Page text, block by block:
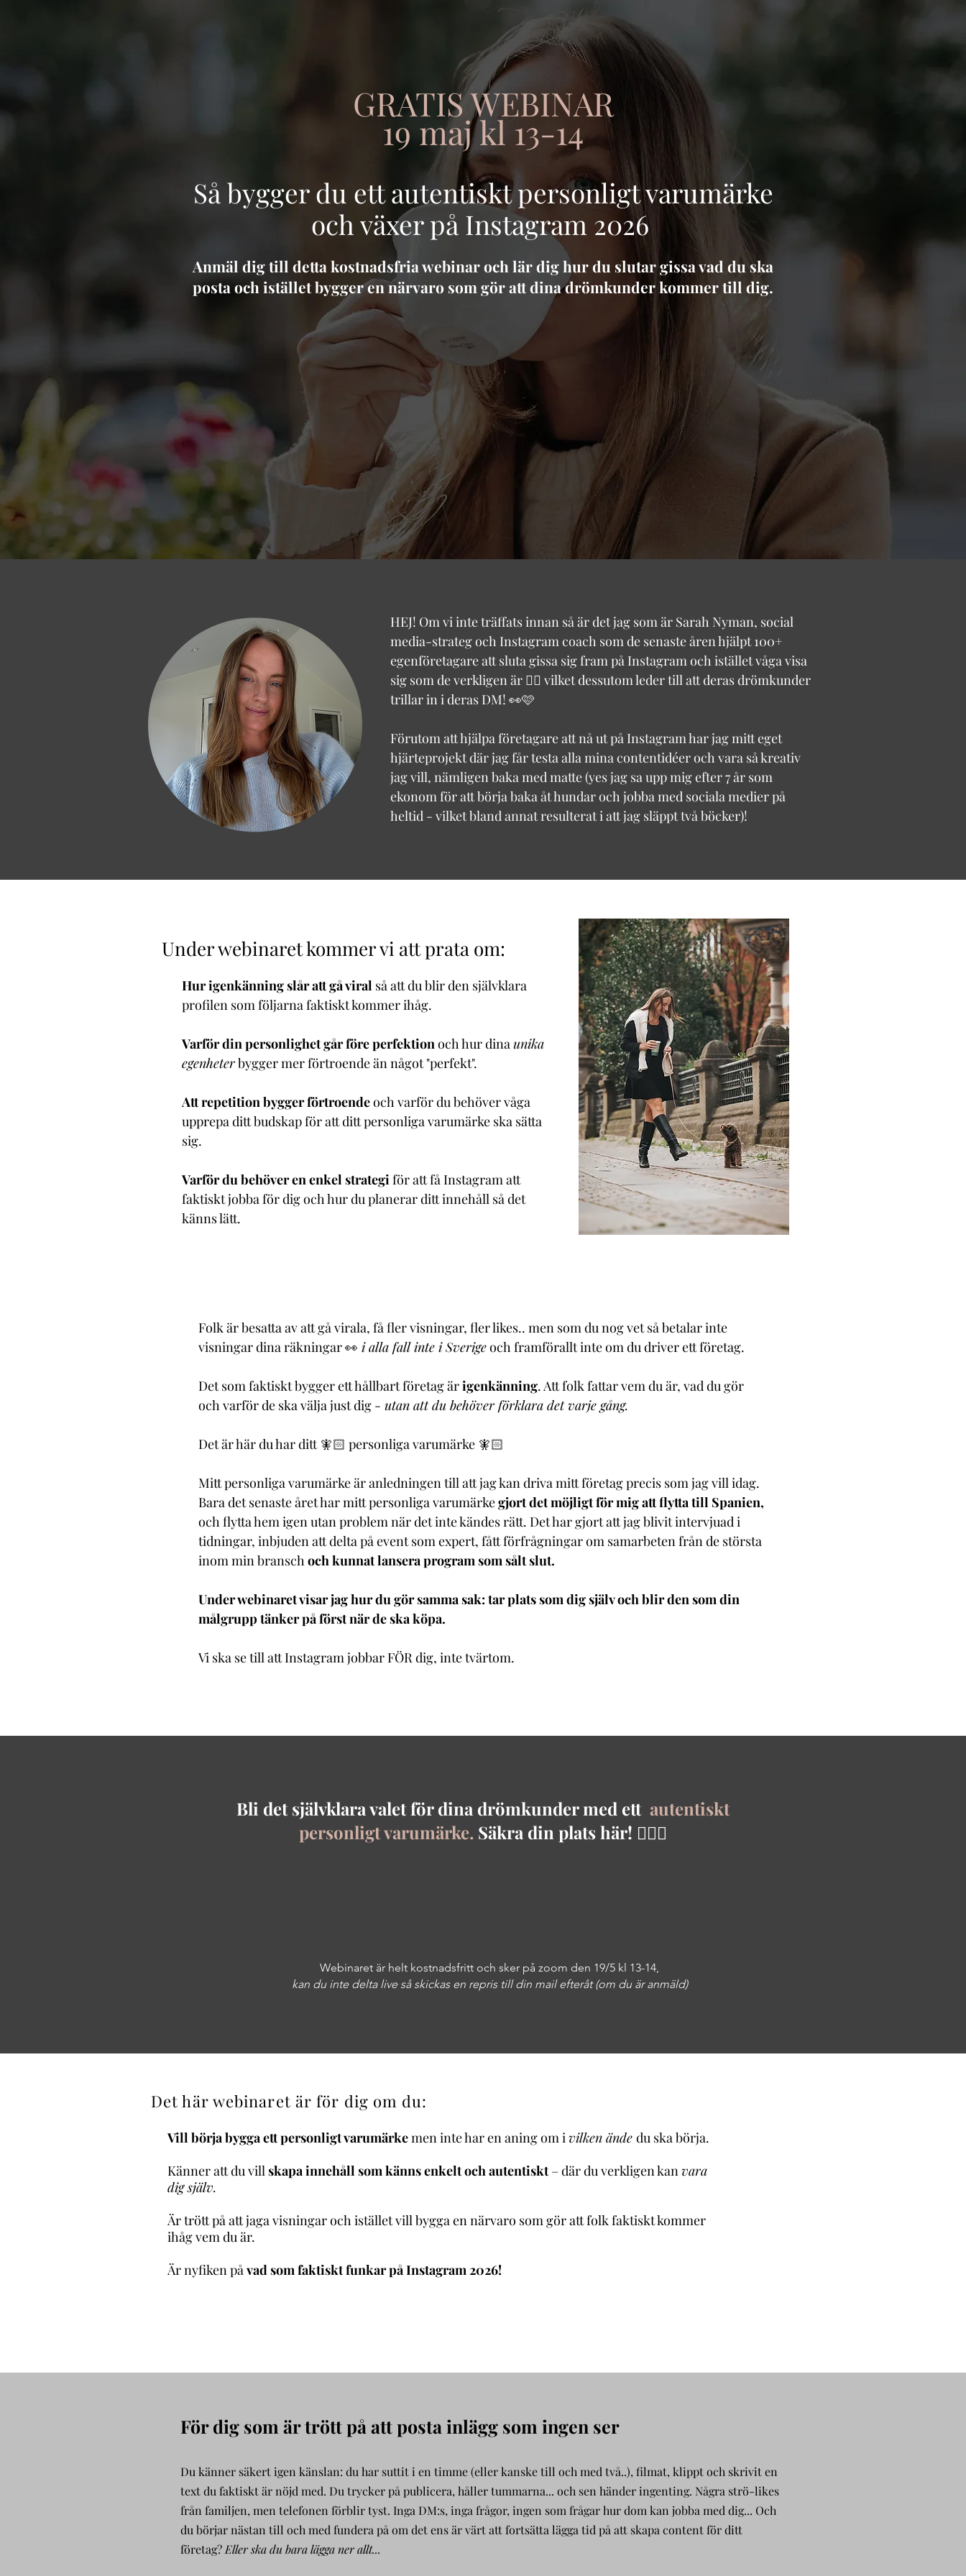
GRATIS WEBINAR
19 maj kl 13-14
Så bygger du ett autentiskt personligt varumärke
och växer på Instagram 2026
Anmäl dig till detta kostnadsfria webinar och lär dig hur du slutar gissa vad du ska
posta och istället bygger en närvaro som gör att dina drömkunder kommer till dig.
HEJ! Om vi inte träffats innan så är det jag som är Sarah Nyman, social
media-strateg och Instagram coach som de senaste åren hjälpt 100+
egenföretagare att sluta gissa sig fram på Instagram och istället våga visa
sig som de verkligen är 👉🏻 vilket dessutom leder till att deras drömkunder
trillar in i deras DM! 👀🩷
Förutom att hjälpa företagare att nå ut på Instagram har jag mitt eget
hjärteprojekt där jag får testa alla mina contentidéer och vara så kreativ
jag vill, nämligen baka med matte (yes jag sa upp mig efter 7 år som
ekonom för att börja baka åt hundar och jobba med sociala medier på
heltid - vilket bland annat resulterat i att jag släppt två böcker)!
Under webinaret kommer vi att prata om:
Hur igenkänning slår att gå viral så att du blir den självklara
profilen som följarna faktiskt kommer ihåg.
Varför din personlighet går före perfektionoch hur dinaunika
egenheterbygger mer förtroende än något "perfekt".
Att repetition bygger förtroendeoch varför du behöver våga
upprepa ditt budskap för att ditt personliga varumärke ska sätta
sig.
Varför du behöver en enkel strategiför att få Instagram att
faktiskt jobba för dig och hur du planerar ditt innehåll så det
känns lätt.
Folk är besatta av att gå virala, få fler visningar, fler likes.. men som du nog vet så betalar inte
visningar dina räkningar 👀 i alla fall inte i Sverigeoch framförallt inte om du driver ett företag.
Det som faktiskt bygger ett hållbart företag ärigenkänning. Att folk fattar vem du är, vad du gör
och varför de ska välja just dig - utan att du behöver förklara det varje gång.
Det är här du har ditt 🧚🏻 personliga varumärke 🧚🏻
Mitt personliga varumärke är anledningen till att jag kan driva mitt företag precis som jag vill idag.
Bara det senaste året har mitt personliga varumärkegjort det möjligt för mig att flytta till Spanien,
och flytta hem igen utan problem när det inte kändes rätt. Det har gjort att jag blivit intervjuad i
tidningar, inbjuden att delta på event som expert, fått förfrågningar om samarbeten från de största
inom min branschoch kunnat lansera program som sålt slut.
Under webinaret visar jag hur du gör samma sak: tar plats som dig själv och blir den som din
målgrupp tänker på först när de ska köpa.
Vi ska se till att Instagram jobbar FÖR dig, inte tvärtom.
Bli det självklara valet för dina drömkunder med ett autentiskt
personligt varumärke. Säkra din plats här! 👇🏻✨
Webinaret är helt kostnadsfritt och sker på zoom den 19/5 kl 13-14,
kan du inte delta live så skickas en repris till din mail efteråt (om du är anmäld)
Det här webinaret är för dig om du:
Vill börja bygga ett personligt varumärkemen inte har en aning om ivilken ände du ska börja.
Känner att du villskapa innehåll som känns enkelt och autentiskt– där du verkligen kanvara
dig själv.
Är trött på att jaga visningar och istället vill bygga en närvaro som gör att folk faktiskt kommer
ihåg vem du är.
Är nyfiken påvad som faktiskt funkar på Instagram 2026!
För dig som är trött på att posta inlägg som ingen ser
Du känner säkert igen känslan: du har suttit i en timme (eller kanske till och med två..), filmat, klippt och skrivit en
text du faktiskt är nöjd med. Du trycker på publicera, håller tummarna... och sen händer ingenting. Några strö-likes
från familjen, men telefonen förblir tyst. Inga DM:s, inga frågor, ingen som frågar hur dom kan jobba med dig... Och
du börjar nästan till och med fundera på om det ens är värt att fortsätta lägga tid på att skapa content för ditt
företag? Eller ska du bara lägga ner allt...